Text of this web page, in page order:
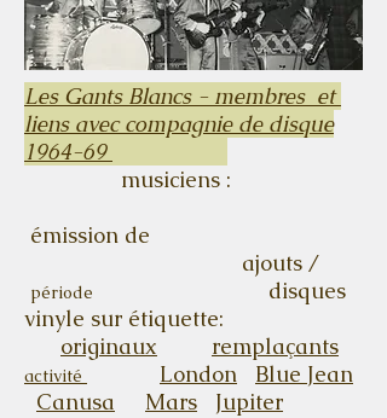
Les Gants Blancs - membres et
liens avec compagnie de disque
1964-69
musiciens :
émission de
ajouts /
période
disques
vinyle sur étiquette:
originaux
remplaçants
activité London
Blue Jean
Canusa
Mars Jupiter